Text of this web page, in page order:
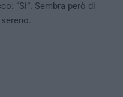
“Sì”. Sembra però di